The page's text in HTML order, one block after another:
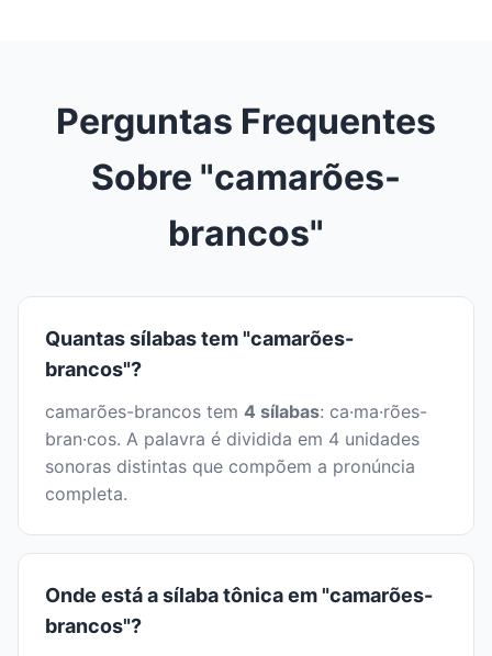
Perguntas Frequentes
Sobre "camarões-
brancos"
Quantas sílabas tem "camarões-
brancos"?
camarões-brancos tem 4 sílabas: ca·ma·rões-
bran·cos. A palavra é dividida em 4 unidades
sonoras distintas que compõem a pronúncia
completa.
Onde está a sílaba tônica em "camarões-
brancos"?